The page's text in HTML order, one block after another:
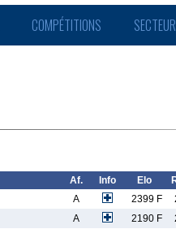
COMPÉTITIONS
Af. Info Elo
A 2399 F
A 2190 F